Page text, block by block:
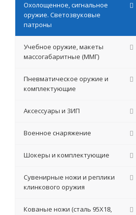
Охолощенное, сигнальное
оружие. Светозвуковые
патроны
Учебное оружие, макеты
массогабаритные (ММГ)
Пневматическое оружие и
комплектующие
Аксессуары и ЗИП
Военное снаряжение
Шокеры и комплектующие
Сувенирные ножи и реплики
клинкового оружия
Кованые ножи (сталь 95Х18,